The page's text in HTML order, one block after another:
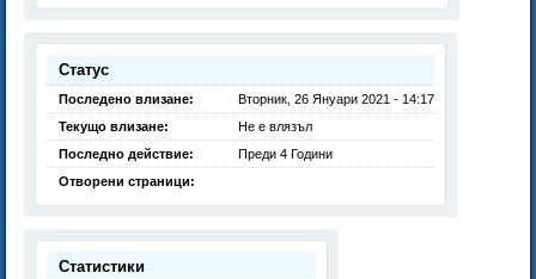
Статус
Последено влизане:
Вторник, 26 Януари 2021 - 14:17
Текущо влизане:
Не е влязъл
Последно действие:
Преди 4 Години
Отворени страници:
Статистики